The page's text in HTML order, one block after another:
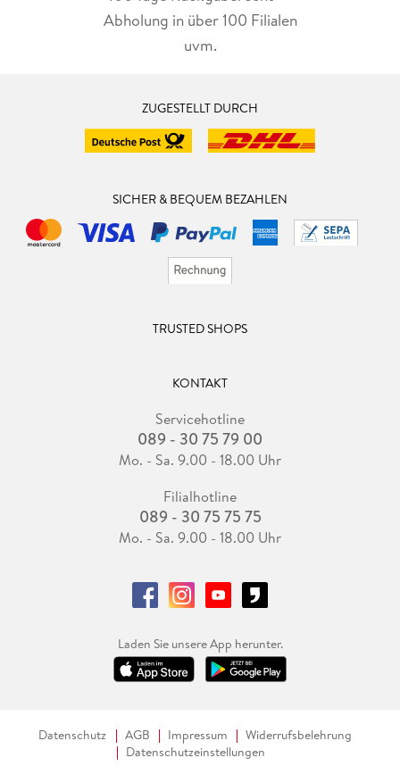
Abholung in über 100 Filialen
uvm.
ZUGESTELLT DURCH
SICHER & BEQUEM BEZAHLEN
TRUSTED SHOPS
KONTAKT
Servicehotline
089 - 30 75 79 00
Mo. - Sa. 9.00 - 18.00 Uhr
Filialhotline
089 - 30 75 75 75
Mo. - Sa. 9.00 - 18.00 Uhr
Laden Sie unsere App herunter.
Datenschutz AGB Impressum
Widerrufsbelehrung
Datenschutzeinstellungen